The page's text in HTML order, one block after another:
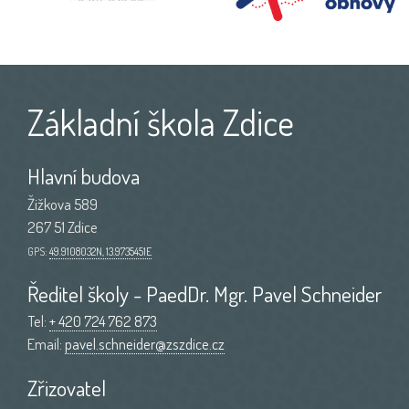
Základní škola Zdice
Hlavní budova
Žižkova 589
267 51 Zdice
GPS: 49.9108032N, 13.9735451E
Ředitel školy - PaedDr. Mgr. Pavel Schneider
Tel:+ 420 724 762 873
Email:pavel.schneider@zszdice.cz
Zřizovatel